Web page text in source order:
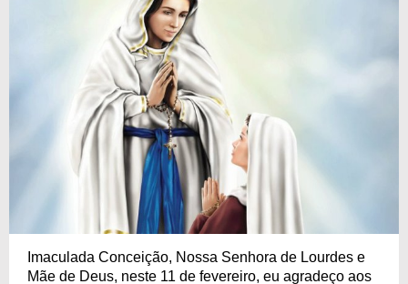
Imaculada Conceição, Nossa Senhora de Lourdes e
Mãe de Deus, neste 11 de fevereiro, eu agradeço aos